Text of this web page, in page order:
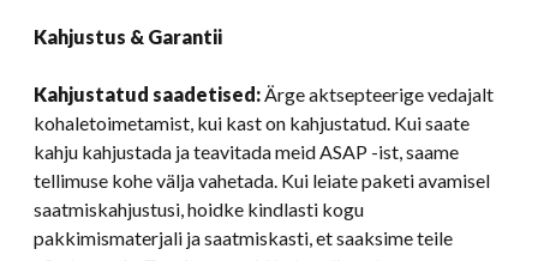
Kahjustus & Garantii
Kahjustatud saadetised: Ärge aktsepteerige vedajalt
kohaletoimetamist, kui kast on kahjustatud. Kui saate
kahju kahjustada ja teavitada meid ASAP -ist, saame
tellimuse kohe välja vahetada. Kui leiate paketi avamisel
saatmiskahjustusi, hoidke kindlasti kogu
pakkimismaterjali ja saatmiskasti, et saaksime teile